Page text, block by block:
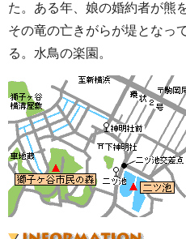
た。ある年、娘の婚約者が熊
その竜の亡きがらが堤となっ
る。水鳥の楽園。